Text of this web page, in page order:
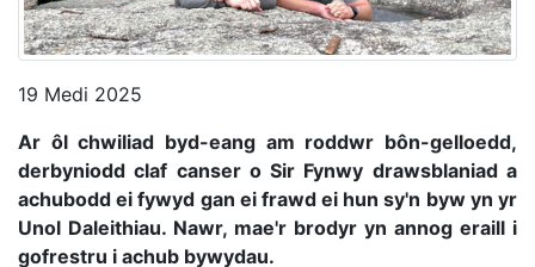
19 Medi 2025
Ar ôl chwiliad byd-eang am roddwr bôn-gelloedd,
derbyniodd claf canser o Sir Fynwy drawsblaniad a
achubodd ei fywyd gan ei frawd ei hun sy'n byw yn yr
Unol Daleithiau. Nawr, mae'r brodyr yn annog eraill i
gofrestru i achub bywydau.